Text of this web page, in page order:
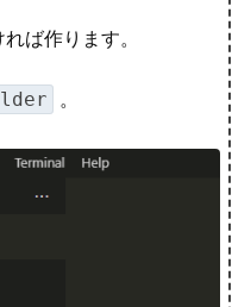
ば作ります。
。